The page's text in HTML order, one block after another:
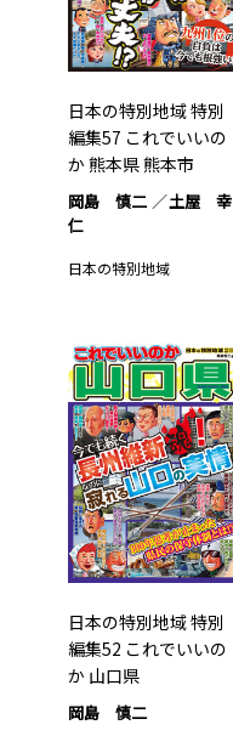
日本の特別地域 特別
編集57 これでいいの
か 熊本県 熊本市
岡島 慎二
土屋 幸
仁
日本の特別地域
日本の特別地域 特別
編集52 これでいいの
か 山口県
岡島 慎二